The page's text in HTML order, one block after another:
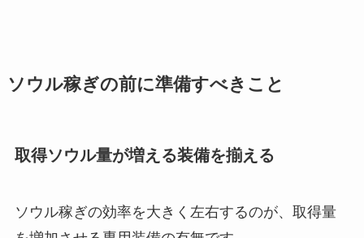
ソウル稼ぎの前に準備すべきこと
取得ソウル量が増える装備を揃える
ソウル稼ぎの効率を大きく左右するのが、取得量